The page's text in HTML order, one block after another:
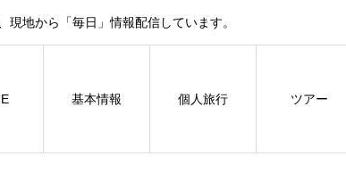
地から「毎日」情報配信しています。
基本情報 個人旅行 ツアー